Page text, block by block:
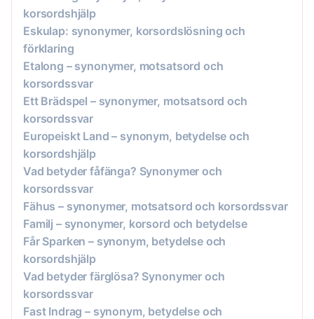
korsordshjälp
Eskulap: synonymer, korsordslösning och
förklaring
Etalong – synonymer, motsatsord och
korsordssvar
Ett Brädspel – synonymer, motsatsord och
korsordssvar
Europeiskt Land – synonym, betydelse och
korsordshjälp
Vad betyder fåfänga? Synonymer och
korsordssvar
Fähus – synonymer, motsatsord och korsordssvar
Familj – synonymer, korsord och betydelse
Får Sparken – synonym, betydelse och
korsordshjälp
Vad betyder färglösa? Synonymer och
korsordssvar
Fast Indrag – synonym, betydelse och